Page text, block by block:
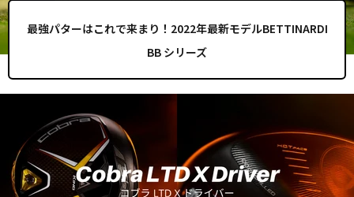
最強パターはこれで来まり！2022年最新モデルBETTINARDI
BB シリーズ